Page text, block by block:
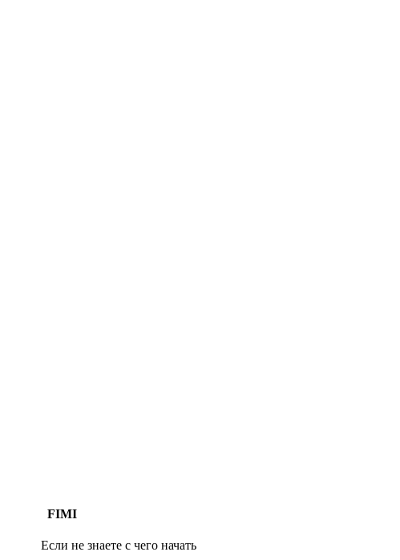
FIMI
Если не знаете с чего начать